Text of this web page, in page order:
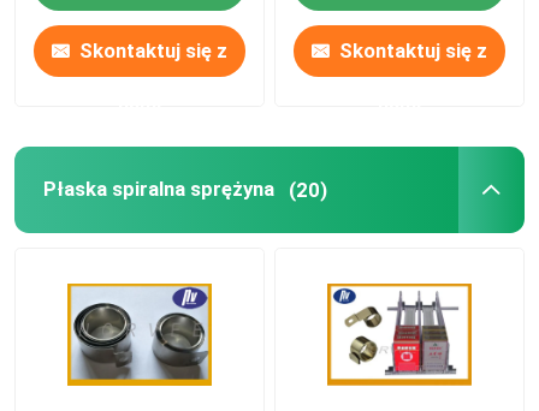
Skontaktuj się z Skontaktuj się z
Płaska spiralna sprężyna (20)